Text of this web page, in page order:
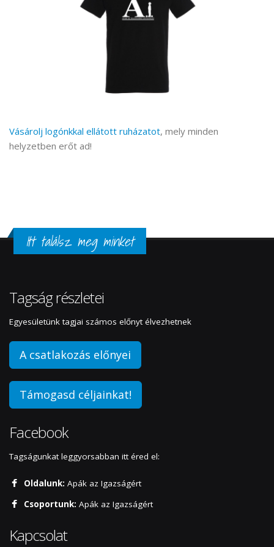
Vásárolj logónkkal ellátott ruházatot, mely minden
helyzetben erőt ad!
Itt találsz meg minket
Tagság részletei
Egyesületünk tagjai számos előnyt élvezhetnek
A csatlakozás előnyei
Támogasd céljainkat!
Facebook
Tagságunkat leggyorsabban itt éred el:
Oldalunk: Apák az Igazságért
Csoportunk: Apák az Igazságért
Kapcsolat